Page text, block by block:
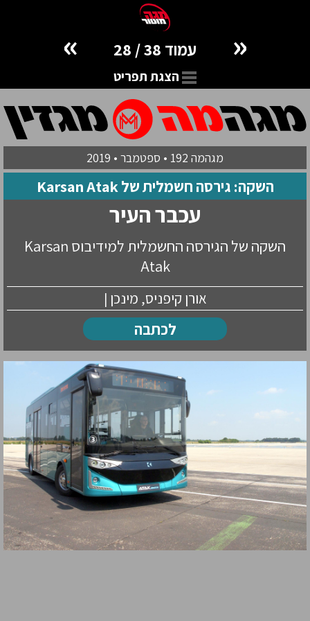
« עמוד 38 / 28 »
הצגת תפריט
מגהמה 192 • ספטמבר • 2019
השקה: גירסה חשמלית של Karsan Atak
עכבר העיר
השקה של הגירסה החשמלית למידיבוס Karsan
Atak
אורן קיפניס, מינכן |
לכתבה